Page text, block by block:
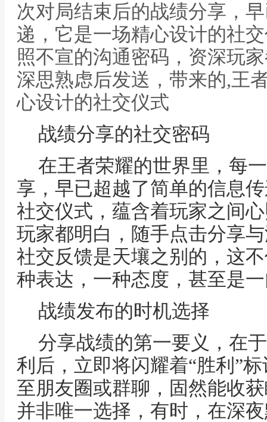
次对局结束后的战绩分享，
递，它是一场精心设计的社
照不宣的沟通密码，资深玩
深思熟虑后发送，带来的,王
心设计的社交仪式
战绩分享的社交密码
在王者荣耀的世界里，每
享，早已超越了简单的信息
社交仪式，蕴含着玩家之间
玩家都明白，随手点击分享
社交反馈是天壤之别的，这
种表达，一种态度，甚至是
战绩发布的时机选择
分享战绩的第一要义，在
利后，立即将闪耀着“胜利”
至朋友圈或群聊，固然能收
并非唯一选择，有时，在深